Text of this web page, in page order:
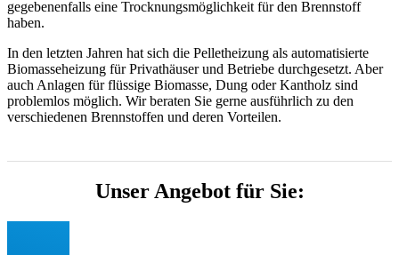
gegebenenfalls eine Trocknungsmöglichkeit für den Brennstoff
haben.
In den letzten Jahren hat sich die Pelletheizung als automatisierte
Biomasseheizung für Privathäuser und Betriebe durchgesetzt. Aber
auch Anlagen für flüssige Biomasse, Dung oder Kantholz sind
problemlos möglich. Wir beraten Sie gerne ausführlich zu den
verschiedenen Brennstoffen und deren Vorteilen.
Unser Angebot für Sie: